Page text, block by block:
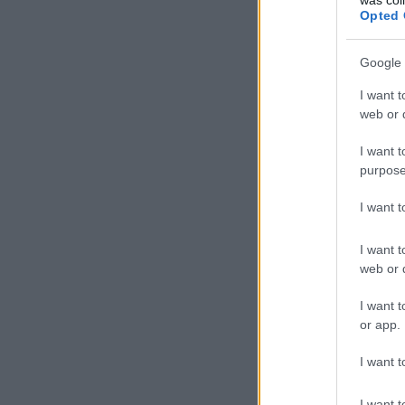
Opted
Google
I want
web or
I want
I want
I want
web or
I want
or app.
I want